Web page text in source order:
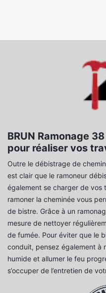
BRUN Ramonage
pour réaliser vos
Outre le débistrage de
est clair que le ramoneur
également se charger de vos
ramoner la cheminée vous
de bistre. Grâce à un
mesure de nettoyer
de fumée. Pour éviter que le
conduit, pensez également à
humide et allumer le feu
s’occuper de l’entretien de